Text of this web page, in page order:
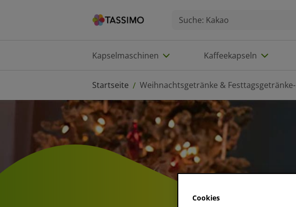
Kapselmaschinen Kaffeekapseln
Startseite / Weihnachtsgetränke &
Cookies